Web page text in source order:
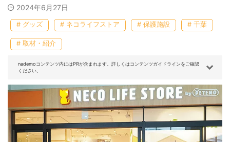
2024年6月27日
# グッズ # ネコライフストア # 保護施設 # 千葉
# 取材・紹介
nademoコンテンツ内にはPRが含まれます。詳しくはコンテンツガイドラインをご確認
ください。